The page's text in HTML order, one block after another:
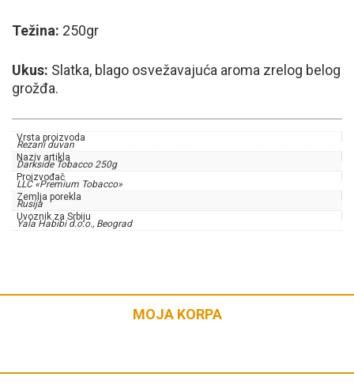
Težina: 250gr
Ukus: Slatka, blago osvežavajuća aroma zrelog belog
grožđa.
Vrsta proizvoda
Rezani duvan
Naziv artikla
Darkside Tobacco 250g
Proizvođač
LLC «Premium Tobacco»
Zemlja porekla
Rusija
Uvoznik za Srbiju
Yala Habibi d.o.o., Beograd
MOJA KORPA